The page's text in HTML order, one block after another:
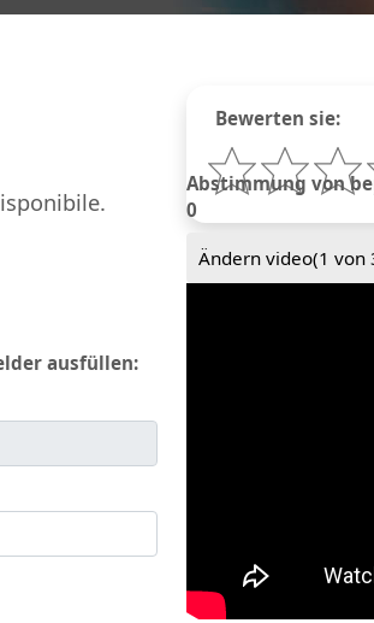
Bewerten sie:
Abstimmung von
0
Ändern video(1 von
ausfüllen: